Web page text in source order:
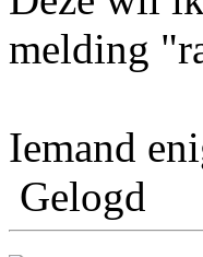
melding
Iemand
Gelogd